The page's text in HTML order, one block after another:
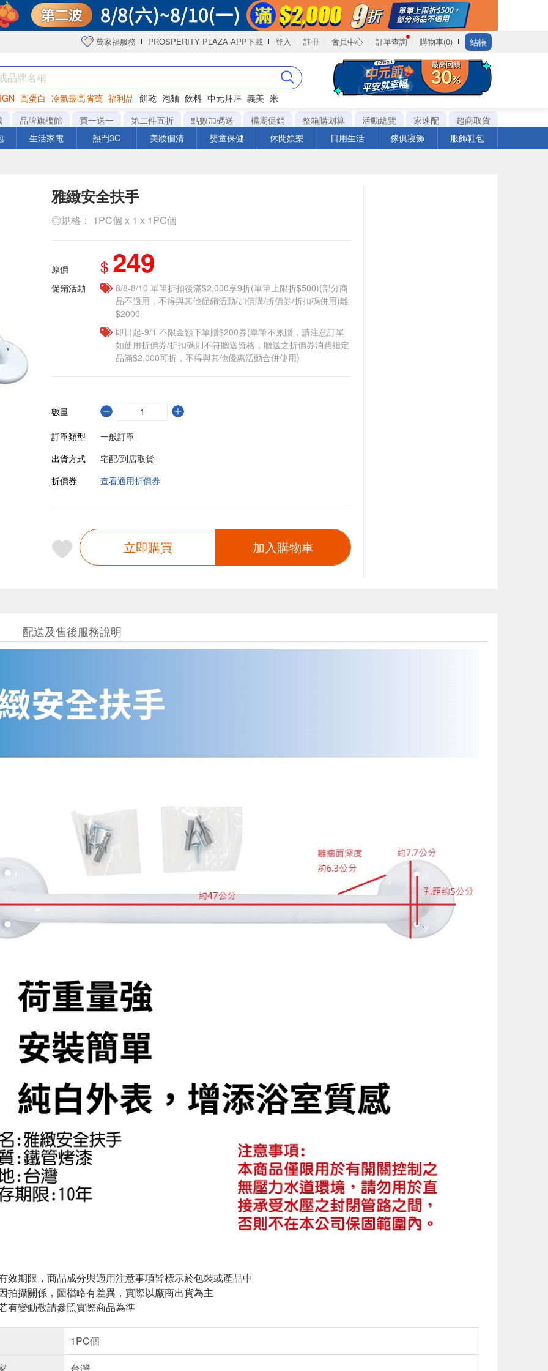
萬家福服務 PROSPERITY PLAZA APP下載 登入 註冊 會員中心 訂單查詢 購物車(0) 結帳
高蛋白 冷氣最高省萬 福利品 餅乾 泡麵 飲料 中元拜拜 義美 米
海苔
品牌旗艦館 買一送一 第二件五折 點數加碼送 檔期促銷 整箱購划算 活動總覽 家速配
超商取貨
生活家電 熱門3C 美妝個清 嬰童保健 休閒娛樂 日用生活 傢俱寢飾 服飾鞋包
雅緻安全扶手
◎規格： 1PC個 x 1 x 1PC個
原價 $ 249
促銷活動
8/8-8/10 單筆折扣後滿$2,000享9折(單筆上限折$500)(部分商
品不適用，不得與其他促銷活動/加價購/折價券/折扣碼併用)離
$2000
即日起-9/1 不限金額下單贈$200券(單筆不累贈，請注意訂單
如使用折價券/折扣碼則不符贈送資格，贈送之折價券消費指定
品滿$2,000可折，不得與其他優惠活動合併使用)
數量
訂單類型
一般訂單
出貨方式
宅配/到店取貨
折價券
查看適用折價券
立即購買 加入購物車
配送及售後服務說明
效期限，商品成分與適用注意事項皆標示於包裝或產品中
拍攝關係，圖檔略有差異，實際以廠商出貨為主
有變動敬請參照實際商品為準
1PC個